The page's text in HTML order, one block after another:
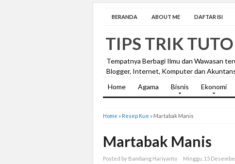
BERANDA ABOUT ME DAFTAR ISI
TIPS TRIK
Tempatnya Berbagi Ilmu dan Wawasan
Blogger, Internet, Komputer dan
Home
Agama Bisnis Ekonomi
Home » Resep Kue » Martabak Manis
Martabak Manis
Posted by Bambang Hariyanto Minggu, 15